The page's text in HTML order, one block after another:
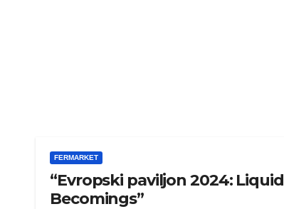
FERMARKET
“Evropski paviljon 2024: Liquid
Becomings”